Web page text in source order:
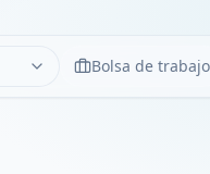
LimpiarBolsa de trabajo